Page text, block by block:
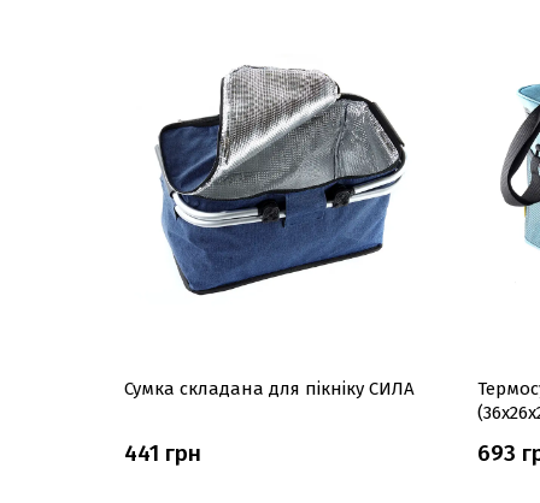
Сумка складана для пікніку СИЛА
441 грн 693